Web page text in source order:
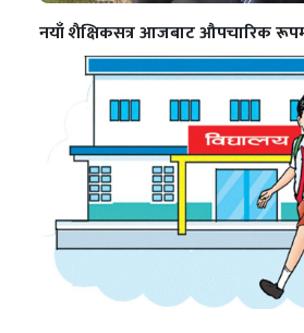
नयाँ शैक्षिकसत्र आजबाट औपचारिक